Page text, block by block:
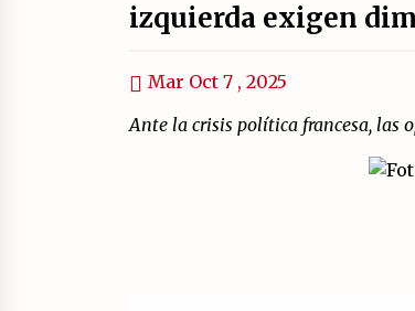
izquierda exigen
Mar Oct 7 , 2025
Ante la crisis política francesa, las